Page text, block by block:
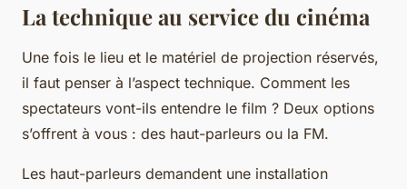
La technique au service du cinéma
Une fois le lieu et le matériel de projection réservés,
il faut penser à l’aspect technique. Comment les
spectateurs vont-ils entendre le film ? Deux options
s’offrent à vous : des haut-parleurs ou la FM.
Les haut-parleurs demandent une installation